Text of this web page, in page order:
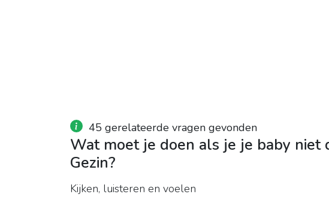
45 gerelateerde vragen gevonden
Wat moet je doen als je je baby niet
Gezin?
Kijken, luisteren en voelen